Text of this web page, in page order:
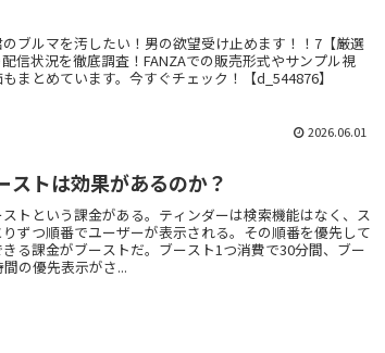
ブルマを汚したい！男の欲望受け止めます！！7【厳選
信状況を徹底調査！FANZAでの販売形式やサンプル視
まとめています。今すぐチェック！【d_544876】
2026.06.01
トは効果があるのか？
トという課金がある。ティンダーは検索機能はなく、ス
ずつ順番でユーザーが表示される。その順番を優先して
る課金がブーストだ。ブースト1つ消費で30分間、ブー
の優先表示がさ...